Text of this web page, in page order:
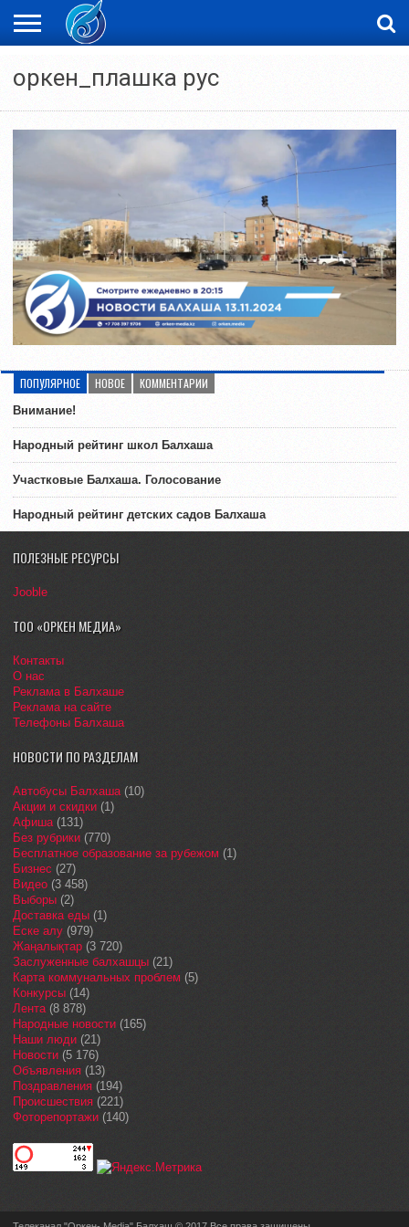
НОВОСТИ
ВИДЕО
ФОТОРЕПОРТАЖИ
ОРКЕН
оркен_плашка рус
ПОПУЛЯРНОЕ НОВОЕ КОММЕНТАРИИ
Внимание!
Народный рейтинг школ Балхаша
Участковые Балхаша. Голосование
Народный рейтинг детских садов Балхаша
ПОЛЕЗНЫЕ РЕСУРСЫ
Jooble
ТОО «ОРКЕН МЕДИА»
Контакты
О нас
Реклама в Балхаше
Реклама на сайте
Телефоны Балхаша
НОВОСТИ ПО РАЗДЕЛАМ
Автобусы Балхаша(10)
Акции и скидки (1)
Афиша(131)
Без рубрики (770)
Бесплатное образование за рубежом (1)
Бизнес (27)
Видео (3 458)
Выборы (2)
Доставка еды (1)
Еске алу (979)
Жаңалықтар (3 720)
Заслуженные балхашцы (21)
Карта коммунальных проблем (5)
Конкурсы (14)
Лента(8 878)
Народные новости (165)
Наши люди (21)
Новости (5 176)
Объявления (13)
Поздравления (194)
Происшествия (221)
Фоторепортажи (140)